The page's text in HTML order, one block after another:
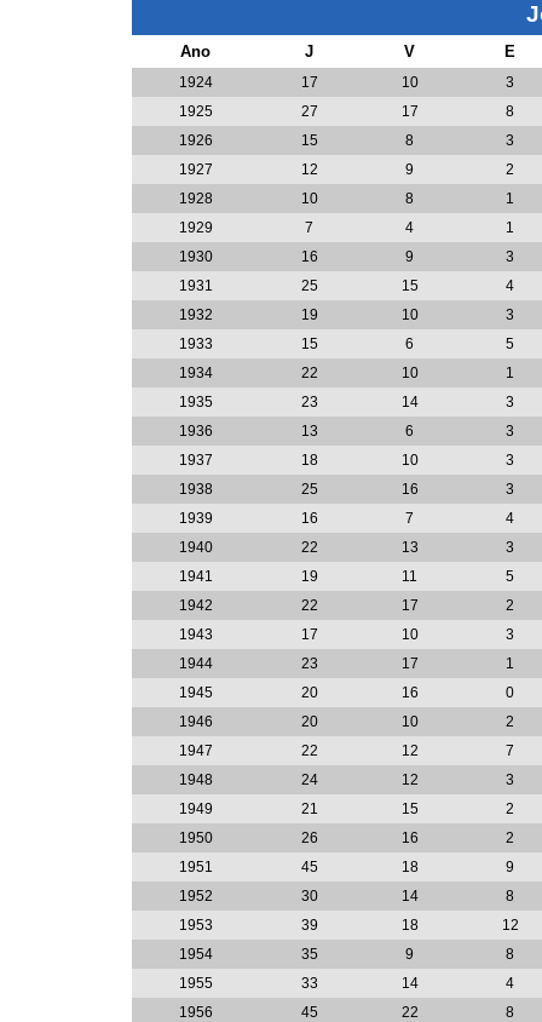
Ano J V E
1924 17 10
3
1925
27 17
8
1926
15 8
3
1927
12 9
2
1928
10 8
1
1929
7 4
1
1930
16 9
3
1931
25 15
4
1932
19 10
3
1933
15 6
5
1934
22 10
1
1935
23 14
3
1936
13 6
3
1937
18 10
3
1938
25 16
3
1939
16 7
4
1940
22 13
3
1941
19 11
5
1942
22 17
2
1943
17 10
3
1944
23 17
1
1945
20 16
0
1946
20 10
2
1947
22 12
7
1948
24 12
3
1949
21 15
2
1950
26 16
2
1951
45 18
9
1952
30 14
8
1953
39 18
12
1954
35 9
8
1955
33 14
4
1956
45 22
8